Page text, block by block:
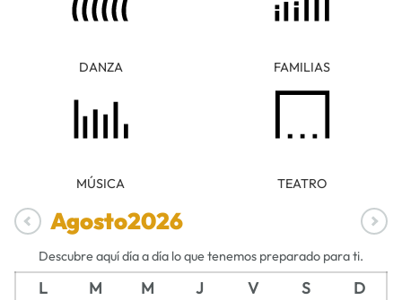
DANZA FAMILIAS
MÚSICA TEATRO
Agosto2026
Descubre aquí día a día lo que tenemos preparado para ti.
L M M J V S D